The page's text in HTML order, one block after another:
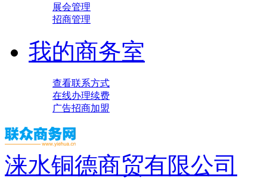
展会管理
招商管理
我的商务室
查看联系方式
在线办理续费
广告招商加盟
涞水铜德商贸有限公司